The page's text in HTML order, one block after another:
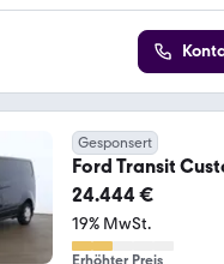
Gesponsert
Ford Transit
TDCI 300 L1
24.444 €
19% MwSt.
Erhöhter Preis